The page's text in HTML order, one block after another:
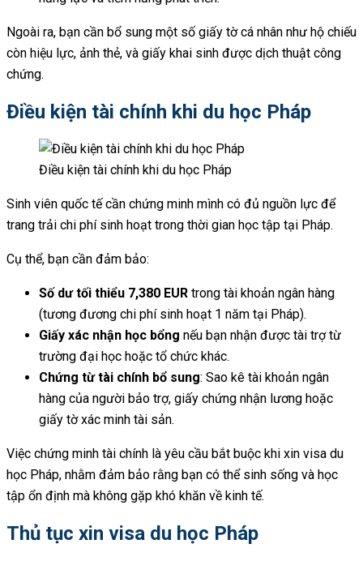
Ngoài ra, bạn cần bổ sung một số giấy tờ cá nhân như hộ chiếu
còn hiệu lực, ảnh thẻ, và giấy khai sinh được dịch thuật công
chứng.
Điều kiện tài chính khi du học Pháp
Điều kiện tài chính khi du học Pháp
Sinh viên quốc tế cần chứng minh mình có đủ nguồn lực để
trang trải chi phí sinh hoạt trong thời gian học tập tại Pháp.
Cụ thể, bạn cần đảm bảo:
Số dư tối thiểu 7,380 EUR trong tài khoản ngân hàng
(tương đương chi phí sinh hoạt 1 năm tại Pháp).
Giấy xác nhận học bổng nếu bạn nhận được tài trợ từ
trường đại học hoặc tổ chức khác.
Chứng từ tài chính bổ sung: Sao kê tài khoản ngân
hàng của người bảo trợ, giấy chứng nhận lương hoặc
giấy tờ xác minh tài sản.
Việc chứng minh tài chính là yêu cầu bắt buộc khi xin visa du
học Pháp, nhằm đảm bảo rằng bạn có thể sinh sống và học
tập ổn định mà không gặp khó khăn về kinh tế.
Thủ tục xin visa du học Pháp